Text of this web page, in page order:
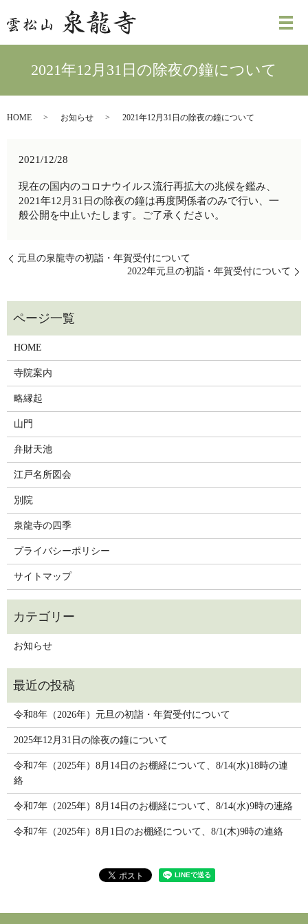
2021年12月31日の除夜の鐘について
HOME お知らせ 2021年12月31日の除夜の鐘について
2021/12/28
現在の国内のコロナウイルス流行再拡大の兆候を鑑み、
2021年12月31日の除夜の鐘は再度関係者のみで行い、一
般公開を中止いたします。ご了承ください。
元旦の泉龍寺の初詣・年賀受付について
2022年元旦の初詣・年賀受付について
HOME
寺院案内
略縁起
山門
弁財天池
江戸名所図会
別院
泉龍寺の四季
プライバシーポリシー
サイトマップ
お知らせ
令和8年（2026年）元旦の初詣・年賀受付について
2025年12月31日の除夜の鐘について
令和7年（2025年）8月14日のお棚経について、8/14(水)18時の連
絡
令和7年（2025年）8月14日のお棚経について、8/14(水)9時の連絡
令和7年（2025年）8月1日のお棚経について、8/1(木)9時の連絡